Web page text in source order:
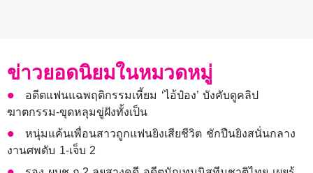
ข่าวยอดนิยมในหมวดหมู่
อดีตแฟนแฉพฤติกรรมเหี้ยม ‘ไอ้ป๋อง’ บังคับดูคลิป
ฆาตกรรม-ขุดหลุมขู่ฝังทั้งเป็น
หนุ่มแค้นเพื่อนสาวถูกแฟนยิงเสียชีวิต ชักปืนยิงสนั่นกลาง
งานศพดับ 1-เจ็บ 2